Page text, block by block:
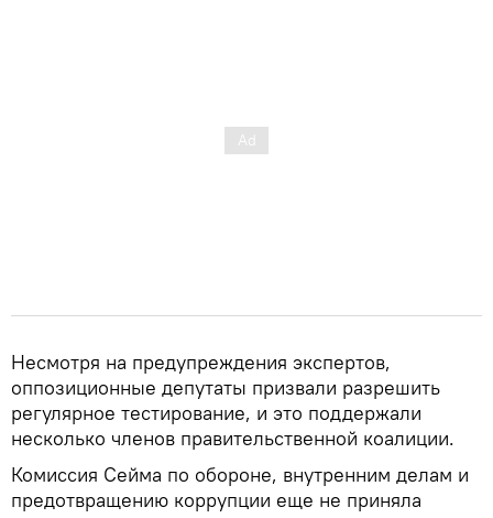
Несмотря на предупреждения экспертов,
оппозиционные депутаты призвали разрешить
регулярное тестирование, и это поддержали
несколько членов правительственной коалиции.
Комиссия Сейма по обороне, внутренним делам и
предотвращению коррупции еще не приняла